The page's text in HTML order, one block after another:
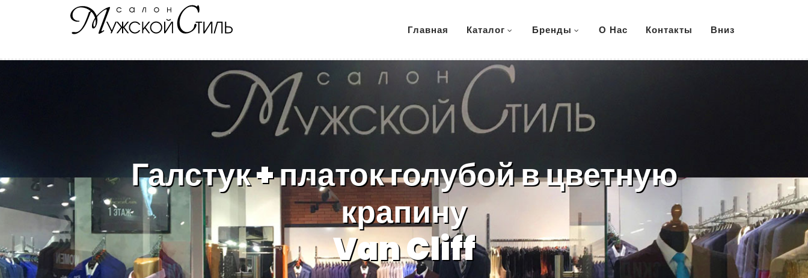
Главная Каталог Бренды О Нас Контакты Вниз
Галстук + платок голубой в цветную
крапину
Van Cliff